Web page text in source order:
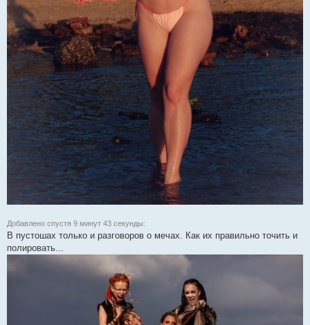
Добавлено спустя 9 минут 43 секунды:
В пустошах только и разговоров о мечах. Как их правильно точить и
полировать...